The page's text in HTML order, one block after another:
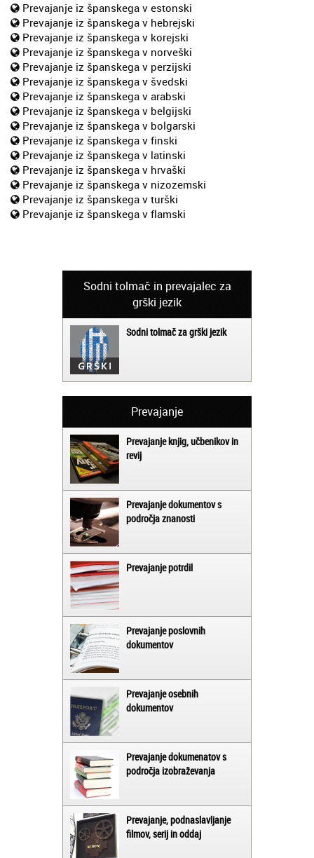
Prevajanje iz španskega v estonski
Prevajanje iz španskega v hebrejski
Prevajanje iz španskega v korejski
Prevajanje iz španskega v norveški
Prevajanje iz španskega v perzijski
Prevajanje iz španskega v švedski
Prevajanje iz španskega v arabski
Prevajanje iz španskega v belgijski
Prevajanje iz španskega v bolgarski
Prevajanje iz španskega v finski
Prevajanje iz španskega v latinski
Prevajanje iz španskega v hrvaški
Prevajanje iz španskega v nizozemski
Prevajanje iz španskega v turški
Prevajanje iz španskega v flamski
Sodni tolmač in prevajalec za
grški jezik
Sodni tolmač za grški jezik
Prevajanje
Prevajanje knjig, učbenikov in
revij
Prevajanje dokumentov s
področja znanosti
Prevajanje potrdil
Prevajanje poslovnih
dokumentov
Prevajanje osebnih
dokumentov
Prevajanje dokumenatov s
področja izobraževanja
Prevajanje, podnaslavljanje
filmov, serij in oddaj